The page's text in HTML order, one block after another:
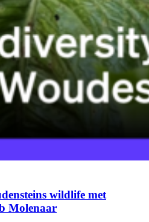
wildlife met
Molenaar